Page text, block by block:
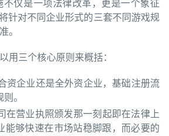
不仅是一项法律改革，更是一个象征
针对不同企业形式的三套不同游戏规
。
用三个核心原则来概括：
资企业还是全外资企业，基础注册流
。
在营业执照颁发那一刻起即在法律上
能够快速在市场站稳脚跟，而必要的